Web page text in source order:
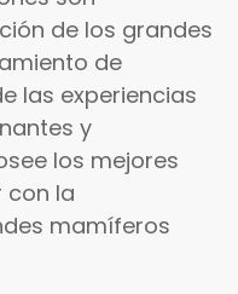
de los grandes
de
las experiencias
y
los mejores
con la
mamíferos